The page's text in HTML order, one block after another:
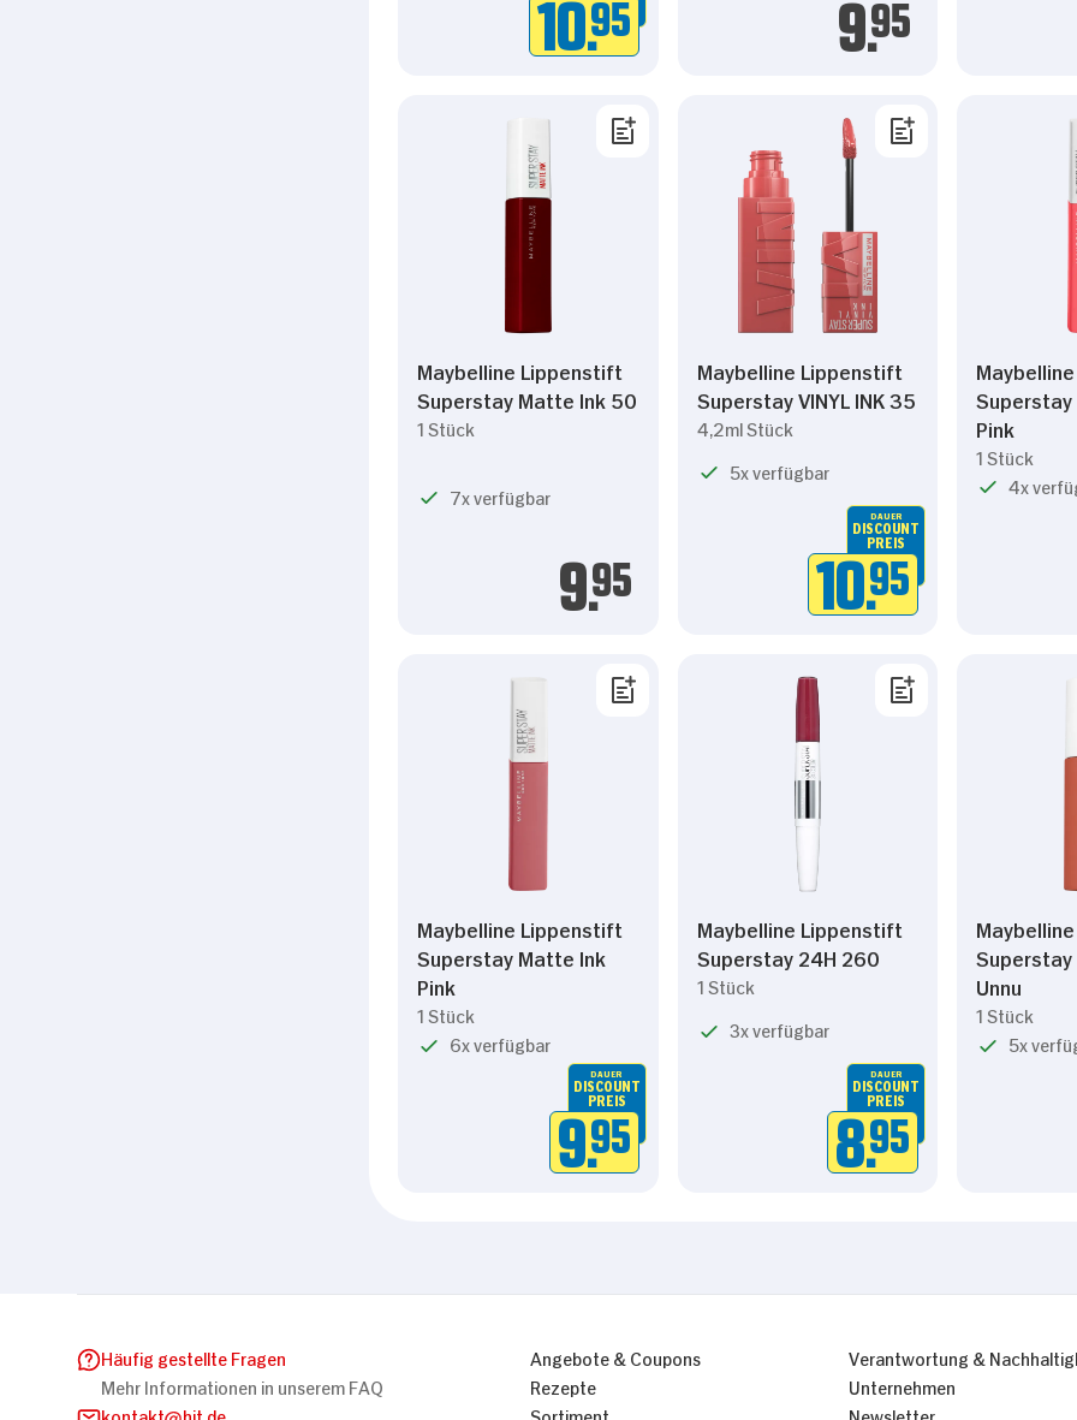
10.95 9.95
Maybelline Lippenstift
Superstay Matte Ink 50
1 Stück
7x verfügbar
9.95
Maybelline Lippenstift
Superstay VINYL INK 35
4,2ml Stück
5x verfügbar
DAUER
DISCOUNT
PREIS
10.95
Pink
1 Stück
4x
Maybelline Lippenstift
Superstay Matte Ink
Pink
1 Stück
6x verfügbar
DAUER
DISCOUNT
PREIS
9.95
Maybelline Lippenstift
Superstay 24H 260
1 Stück
3x verfügbar
DAUER
DISCOUNT
PREIS
8.95
Unnu
1 Stück
5x
Häufig gestellte Fragen
Mehr Informationen in unserem FAQ
kontakt
hit.de
Angebote & Coupons
Rezepte
Sortiment
Verantwortung &
Unternehmen
Newsletter